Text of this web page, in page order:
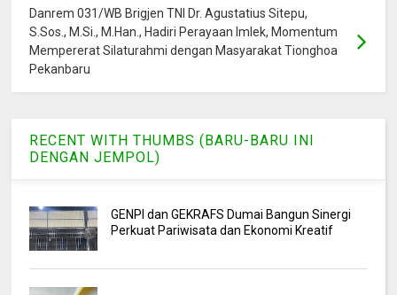
Danrem 031/WB Brigjen TNI Dr. Agustatius Sitepu,
S.Sos., M.Si., M.Han., Hadiri Perayaan Imlek, Momentum
Mempererat Silaturahmi dengan Masyarakat Tionghoa
Pekanbaru
RECENT WITH THUMBS (BARU-BARU INI
DENGAN JEMPOL)
GENPI dan GEKRAFS Dumai Bangun Sinergi
Perkuat Pariwisata dan Ekonomi Kreatif